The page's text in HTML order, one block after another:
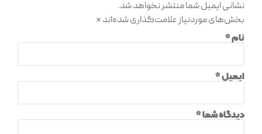
نشانی ایمیل شما منتشر نخواهد شد.
بخش‌های موردنیاز علامت‌گذاری شده‌اند*
نام*
ایمیل*
دیدگاه شما*